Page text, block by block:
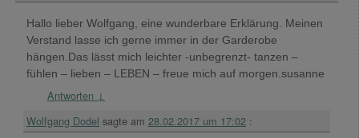
Hallo lieber Wolfgang, eine wunderbare Erklärung. Meinen
Verstand lasse ich gerne immer in der Garderobe
hängen.Das lässt mich leichter -unbegrenzt- tanzen –
fühlen – lieben – LEBEN – freue mich auf morgen.susanne
Antworten ↓
Wolfgang Dodel sagte am 28.02.2017 um 17:02 :